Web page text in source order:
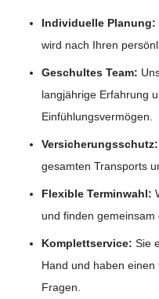
Individuelle Planung:
wird nach Ihren
Geschultes Team:
langjährige Erfahrung
Einfühlungsvermögen.
Versicherungsschutz:
gesamten Transports
Flexible Terminwahl:
und finden
Komplettservice: Sie
Hand und haben
Fragen.